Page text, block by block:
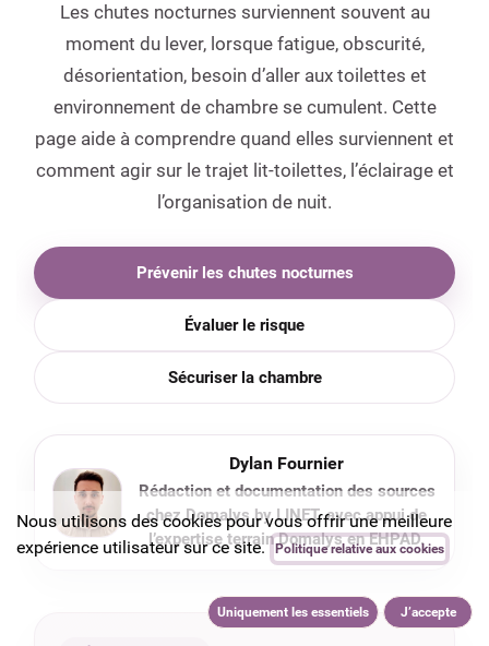
Les chutes nocturnes surviennent souvent au
moment du lever, lorsque fatigue, obscurité,
désorientation, besoin d’aller aux toilettes et
environnement de chambre se cumulent. Cette
page aide à comprendre quand elles surviennent et
comment agir sur le trajet lit-toilettes, l’éclairage et
l’organisation de nuit.
Prévenir les chutes nocturnes
Évaluer le risque
Sécuriser la chambre
Dylan Fournier
Rédaction et documentation des sources
chez Domalys by LINET, avec appui de
l’expertise terrain Domalys en EHPAD.
Nous utilisons des cookies pour vous offrir une meilleure
expérience utilisateur sur ce site.
Politique relative aux cookies
Uniquement les essentiels J’accepte